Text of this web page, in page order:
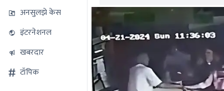
अनसुलझे केस
इंटरनेशनल
खबरदार
टॉपिक